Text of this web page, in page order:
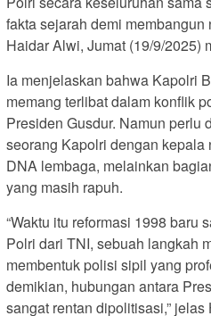
fakta sejarah demi membangun
Haidar Alwi, Jumat (19/9/2025)
Ia menjelaskan bahwa Kapolri
memang terlibat dalam konflik
Presiden Gusdur. Namun perlu
seorang Kapolri dengan
DNA lembaga, melainkan
yang masih rapuh.
“Waktu itu reformasi 1998 baru
Polri dari TNI, sebuah langkah
membentuk polisi sipil yang
demikian, hubungan antara
sangat rentan dipolitisasi,”